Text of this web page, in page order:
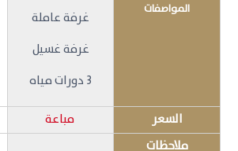
المواصفات
غرفة عاملة
غرفة غسيل
3 دورات مياه
السعر مباعة
ملاحظات